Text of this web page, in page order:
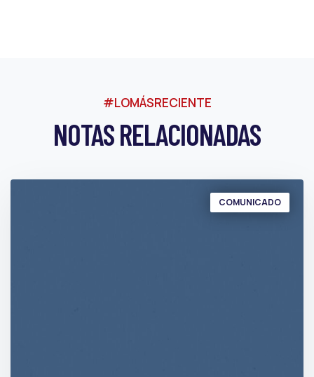
#LOMÁSRECIENTE
NOTAS RELACIONADAS
COMUNICADO